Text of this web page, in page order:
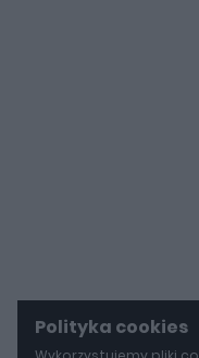
Polityka cookies